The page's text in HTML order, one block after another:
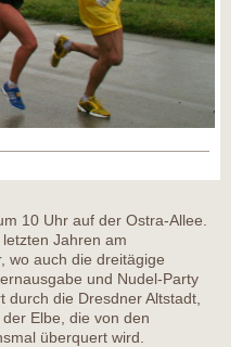
10 Uhr auf der Ostra-Allee.
Jahren am
wo auch die dreitägige
und Nudel-Party
die Dresdner Altstadt,
Elbe, die von den
überquert wird.